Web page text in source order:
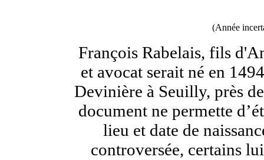
(Année
François Rabelais, fils
et avocat serait né en
Devinière à Seuilly, près
document ne permette
lieu et date de
controversée, certains